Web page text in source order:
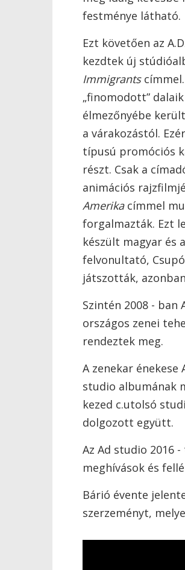
festménye látható.
Ezt követően az
kezdtek új
Immigrants
„finomodott”
élmezőnyébe
a várakozástól.
típusú promóciós
részt. Csak a
animációs
Amerikacímmel
forgalmazták. Ezt
készült magyar és
felvonultató,
játszották,
Szintén 2008 - ban
országos zenei
rendeztek meg.
A zenekar
studio albumának
kezed c.utolsó
dolgozott együtt.
Az Ad studio 2016
meghívások és
Bárió évente
szerzeményt,